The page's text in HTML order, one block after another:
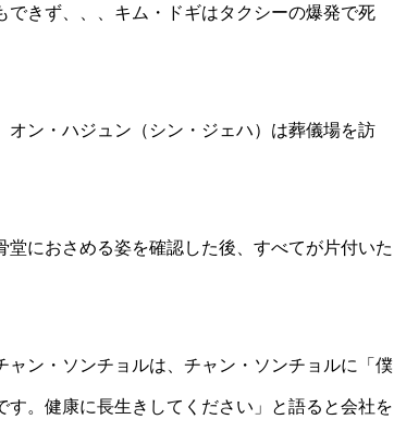
きず、、、キム・ドギはタクシーの爆発で死
ン・ハジュン（シン・ジェハ）は葬儀場を訪
におさめる姿を確認した後、すべてが片付いた
ン・ソンチョルは、チャン・ソンチョルに「僕
。健康に長生きしてください」と語ると会社を